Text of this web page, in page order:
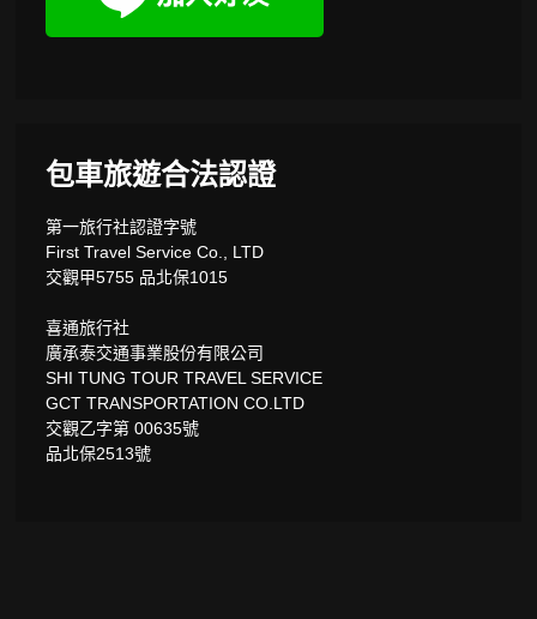
包車旅遊合法認證
第一旅行社認證字號
First Travel Service Co., LTD
交觀甲5755 品北保1015
喜通旅行社
廣承泰交通事業股份有限公司
SHI TUNG TOUR TRAVEL SERVICE
GCT TRANSPORTATION CO.LTD
交觀乙字第 00635號
品北保2513號